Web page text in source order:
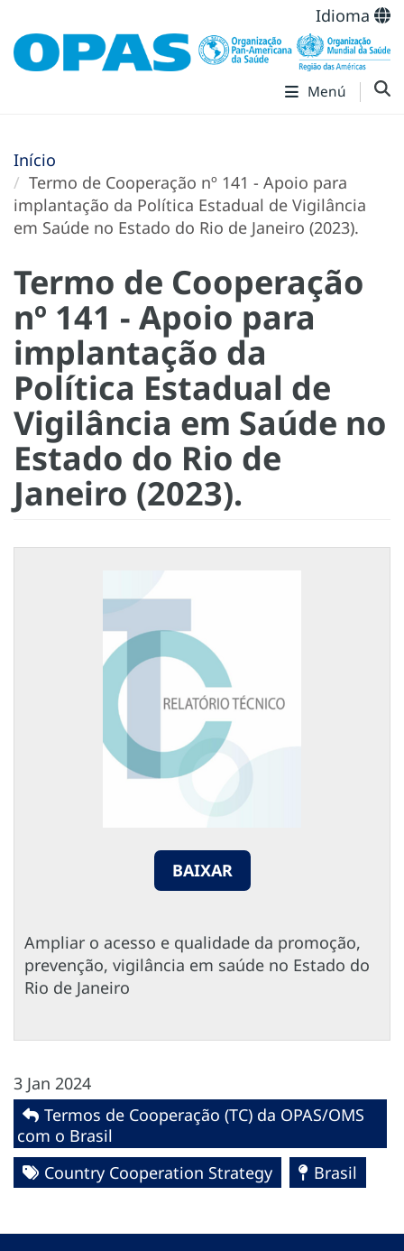
Idioma
Menú
Início
Termo de Cooperação nº 141 - Apoio para
implantação da Política Estadual de Vigilância
em Saúde no Estado do Rio de Janeiro (2023).
Termo de Cooperação
nº 141 - Apoio para
implantação da
Política Estadual de
Vigilância em Saúde no
Estado do Rio de
Janeiro (2023).
BAIXAR
Ampliar o acesso e qualidade da promoção,
prevenção, vigilância em saúde no Estado do
Rio de Janeiro
3 Jan 2024
Termos de Cooperação (TC) da OPAS/OMS
com o Brasil
Country Cooperation Strategy
Brasil